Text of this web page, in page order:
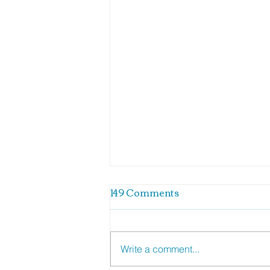
149 Comments
Write a comment...